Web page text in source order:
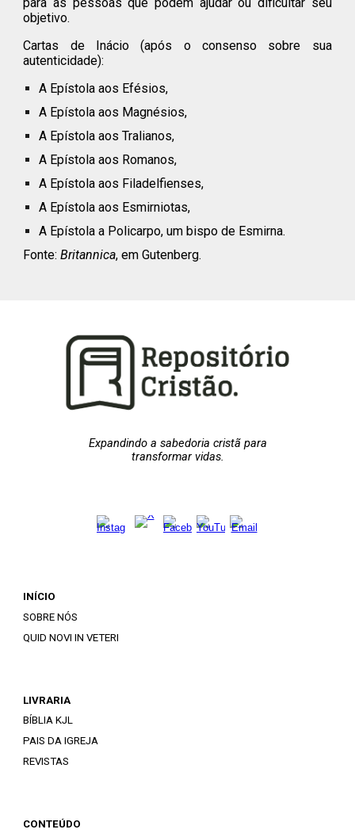
objetivo.
Cartas de Inácio (após o consenso sobre sua
autenticidade):
A Epístola aos Efésios,
A Epístola aos Magnésios,
A Epístola aos Tralianos,
A Epístola aos Romanos,
A Epístola aos Filadelfienses,
A Epístola aos Esmirniotas,
A Epístola a Policarpo, um bispo de Esmirna.
Fonte:Britannica, em Gutenberg.
Expandindo a sabedoria cristã para
transformar vidas.
INÍCIO
SOBRE NÓS
QUID NOVI IN VETERI
LIVRARIA
BÍBLIA KJL
PAIS DA IGREJA
REVISTAS
CONTEÚDO